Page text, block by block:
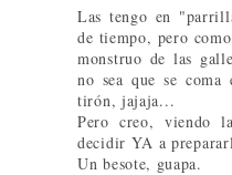
Las tengo en
de tiempo, pero
monstruo de las
no sea que se
tirón, jajaja...
Pero creo, viendo
decidir YA a
Un besote, guapa.